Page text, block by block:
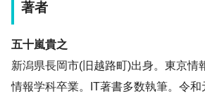
著者
五十嵐貴之
新潟県長岡市(旧越路町)出身。東京情
情報学科卒業。IT著書多数執筆。令和